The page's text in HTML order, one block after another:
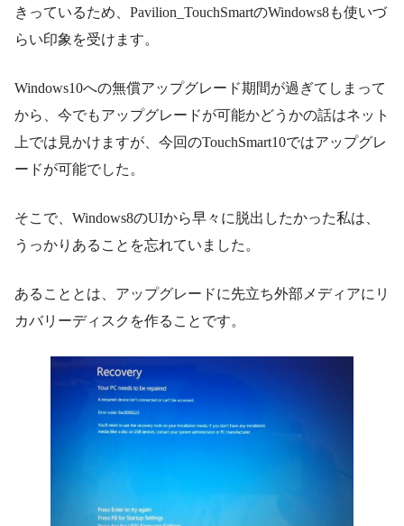
きっているため、Pavilion_TouchSmartのWindows8も使いづ
らい印象を受けます。
Windows10への無償アップグレード期間が過ぎてしまって
から、今でもアップグレードが可能かどうかの話はネット
上では見かけますが、今回のTouchSmart10ではアップグレ
ードが可能でした。
そこで、Windows8のUIから早々に脱出したかった私は、
うっかりあることを忘れていました。
あることとは、アップグレードに先立ち外部メディアにリ
カバリーディスクを作ることです。